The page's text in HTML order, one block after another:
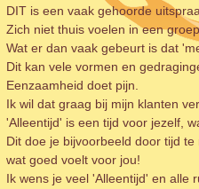
DIT is een vaak gehoorde
Zich niet thuis voelen in een
Wat er dan vaak gebeurt is dat
Dit kan vele vormen en
Eenzaamheid doet pijn.
Ik wil dat graag bij mijn klanten
'Alleentijd' is een tijd voor jezelf,
Dit doe je bijvoorbeeld door tijd
wat goed voelt voor jou!
Ik wens je veel 'Alleentijd' en alle